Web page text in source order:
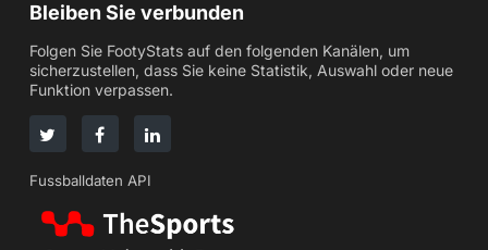
Bleiben Sie verbunden
Folgen Sie FootyStats auf den folgenden Kanälen, um
sicherzustellen, dass Sie keine Statistik, Auswahl oder neue
Funktion verpassen.
Fussballdaten API